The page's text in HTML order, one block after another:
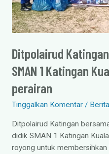
Ditpolairud
SMAN 1 Katingan
perairan
Tinggalkan Komentar /
Ditpolairud Katingan
didik SMAN 1 Katingan
royong untuk
Katingan
Kuala
jaga
perairan